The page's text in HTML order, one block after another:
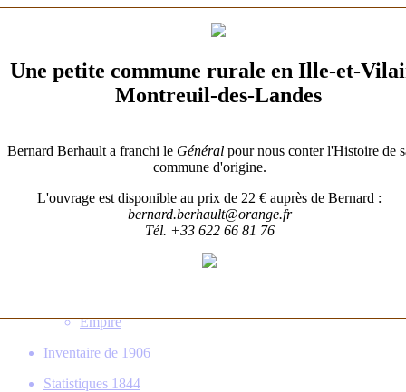
Gens de Billé
Familles
Une Histoire de Billé
Empire
Inventaire de 1906
Statistiques 1844
Une petite commune rurale en Ille-et-
Montreuil-des-Landes
Bernard Berhault a franchi le Général pour nous conter l'Histoire de
commune d'origine.
L'ouvrage est disponible au prix de 22 € auprès de Bernard :
bernard.berhault@orange.fr
Tél. +33 622 66 81 76